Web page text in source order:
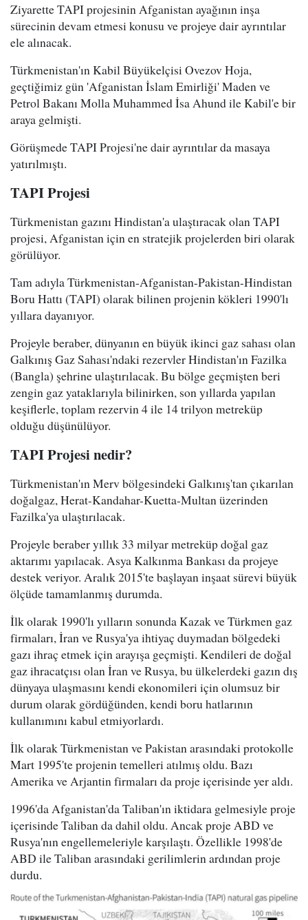
Ziyarette TAPI projesinin Afganistan ayağının inşa
sürecinin devam etmesi konusu ve projeye dair ayrıntılar
ele alınacak.
Türkmenistan'ın Kabil Büyükelçisi Ovezov Hoja,
geçtiğimiz gün 'Afganistan İslam Emirliği' Maden ve
Petrol Bakanı Molla Muhammed İsa Ahund ile Kabil'e bir
araya gelmişti.
Görüşmede TAPI Projesi'ne dair ayrıntılar da masaya
yatırılmıştı.
TAPI Projesi
Türkmenistan gazını Hindistan'a ulaştıracak olan TAPI
projesi, Afganistan için en stratejik projelerden biri olarak
görülüyor.
Tam adıyla Türkmenistan-Afganistan-Pakistan-Hindistan
Boru Hattı (TAPI) olarak bilinen projenin kökleri 1990'lı
yıllara dayanıyor.
Projeyle beraber, dünyanın en büyük ikinci gaz sahası olan
Galkınış Gaz Sahası'ndaki rezervler Hindistan'ın Fazilka
(Bangla) şehrine ulaştırılacak. Bu bölge geçmişten beri
zengin gaz yataklarıyla bilinirken, son yıllarda yapılan
keşiflerle, toplam rezervin 4 ile 14 trilyon metreküp
olduğu düşünülüyor.
TAPI Projesi nedir?
Türkmenistan'ın Merv bölgesindeki Galkınış'tan çıkarılan
doğalgaz, Herat-Kandahar-Kuetta-Multan üzerinden
Fazilka'ya ulaştırılacak.
Projeyle beraber yıllık 33 milyar metreküp doğal gaz
aktarımı yapılacak. Asya Kalkınma Bankası da projeye
destek veriyor. Aralık 2015'te başlayan inşaat sürevi büyük
ölçüde tamamlanmış durumda.
İlk olarak 1990'lı yılların sonunda Kazak ve Türkmen gaz
firmaları, İran ve Rusya'ya ihtiyaç duymadan bölgedeki
gazı ihraç etmek için arayışa geçmişti. Kendileri de doğal
gaz ihracatçısı olan İran ve Rusya, bu ülkelerdeki gazın dış
dünyaya ulaşmasını kendi ekonomileri için olumsuz bir
durum olarak gördüğünden, kendi boru hatlarının
kullanımını kabul etmiyorlardı.
İlk olarak Türkmenistan ve Pakistan arasındaki protokolle
Mart 1995'te projenin temelleri atılmış oldu. Bazı
Amerika ve Arjantin firmaları da proje içerisinde yer aldı.
1996'da Afganistan'da Taliban'ın iktidara gelmesiyle proje
içerisinde Taliban da dahil oldu. Ancak proje ABD ve
Rusya'nın engellemeleriyle karşılaştı. Özellikle 1998'de
ABD ile Taliban arasındaki gerilimlerin ardından proje
durdu.